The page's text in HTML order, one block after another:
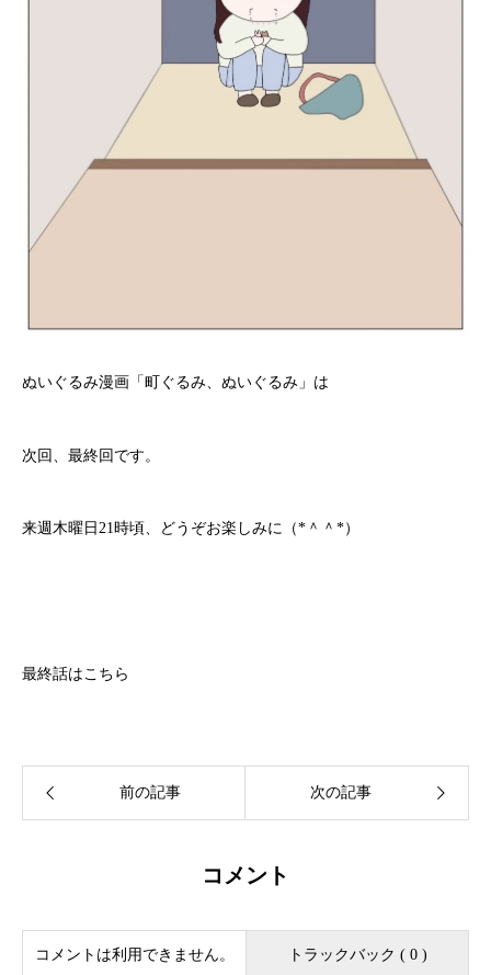
ぬいぐるみ漫画「町ぐるみ、ぬいぐるみ」は
次回、最終回です。
来週木曜日21時頃、どうぞお楽しみに（*＾＾*）
最終話はこちら
コメント
コメントは利用できません。 トラックバック ( 0 )